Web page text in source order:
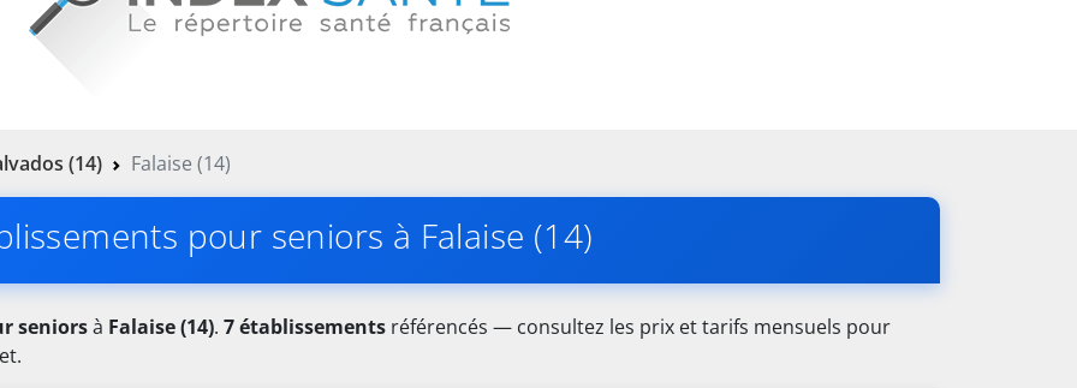
(14) Falaise (14)
pour seniors à Falaise (14)
seniorsà Falaise (14). 7 établissements référencés — consultez les prix et tarifs mensuels pour